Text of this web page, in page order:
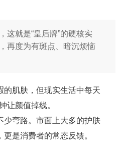
这就是“皇后牌”的硬核实
再度为有斑点、暗沉烦恼
的肌肤，但现实生活中每天
让颜值掉线。
少弯路。市面上大多的护肤
是消费者的常态反馈。